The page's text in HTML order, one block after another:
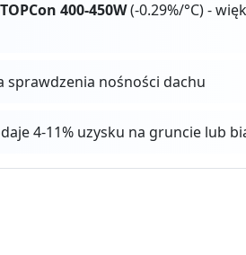
TOPCon 400-450W(-0.29%/°C) -
sprawdzenia nośności dachu
4-11% uzysku na gruncie lub